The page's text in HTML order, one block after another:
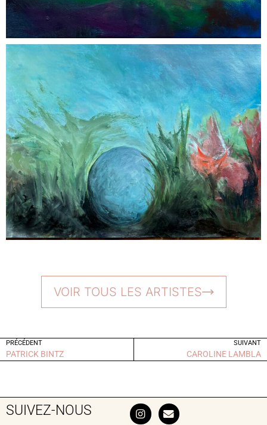
VOIR TOUS LES ARTISTES
PRÉCÉDENT
PATRICK BINTZ
SUIVANT
CAROLINE LAMBLA
SUIVEZ-NOUS